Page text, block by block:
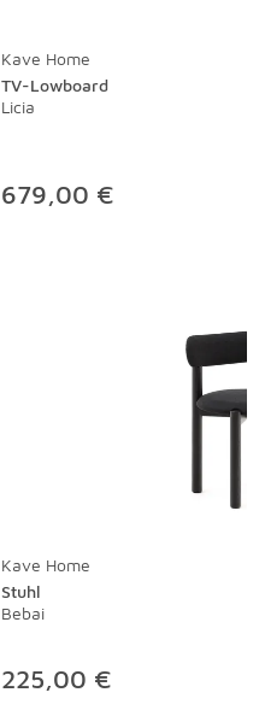
Kave Home
TV-Lowboard
Licia
679,00 €
Kave Home
Stuhl
Bebai
225,00 €